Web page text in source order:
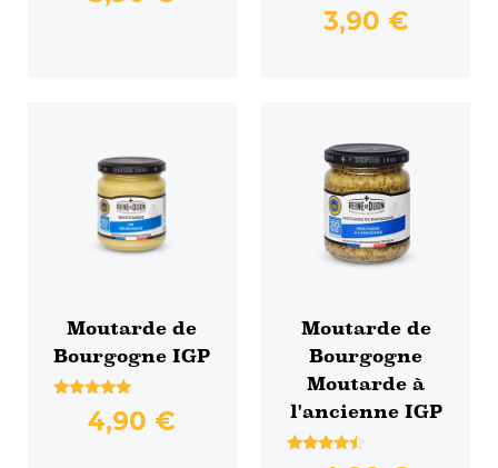
3,90 €
Moutarde de
Bourgogne IGP
4,90 €
Moutarde de
Bourgogne
Moutarde à
l'ancienne IGP